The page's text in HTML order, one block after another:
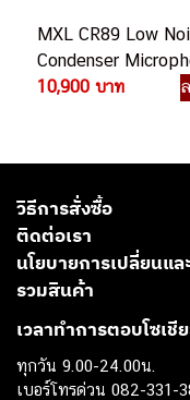
MXL CR89 Low
Condenser
10,900 บาท
วิธีการสั่งซื้อ
ติดต่อเรา
นโยบายการเปลี่ยนแ
รวมสินค้า
เวลาทำการตอบโซเชี
ทุกวัน 9.00-24.00น.
เบอร์โทรด่วน 082-331-